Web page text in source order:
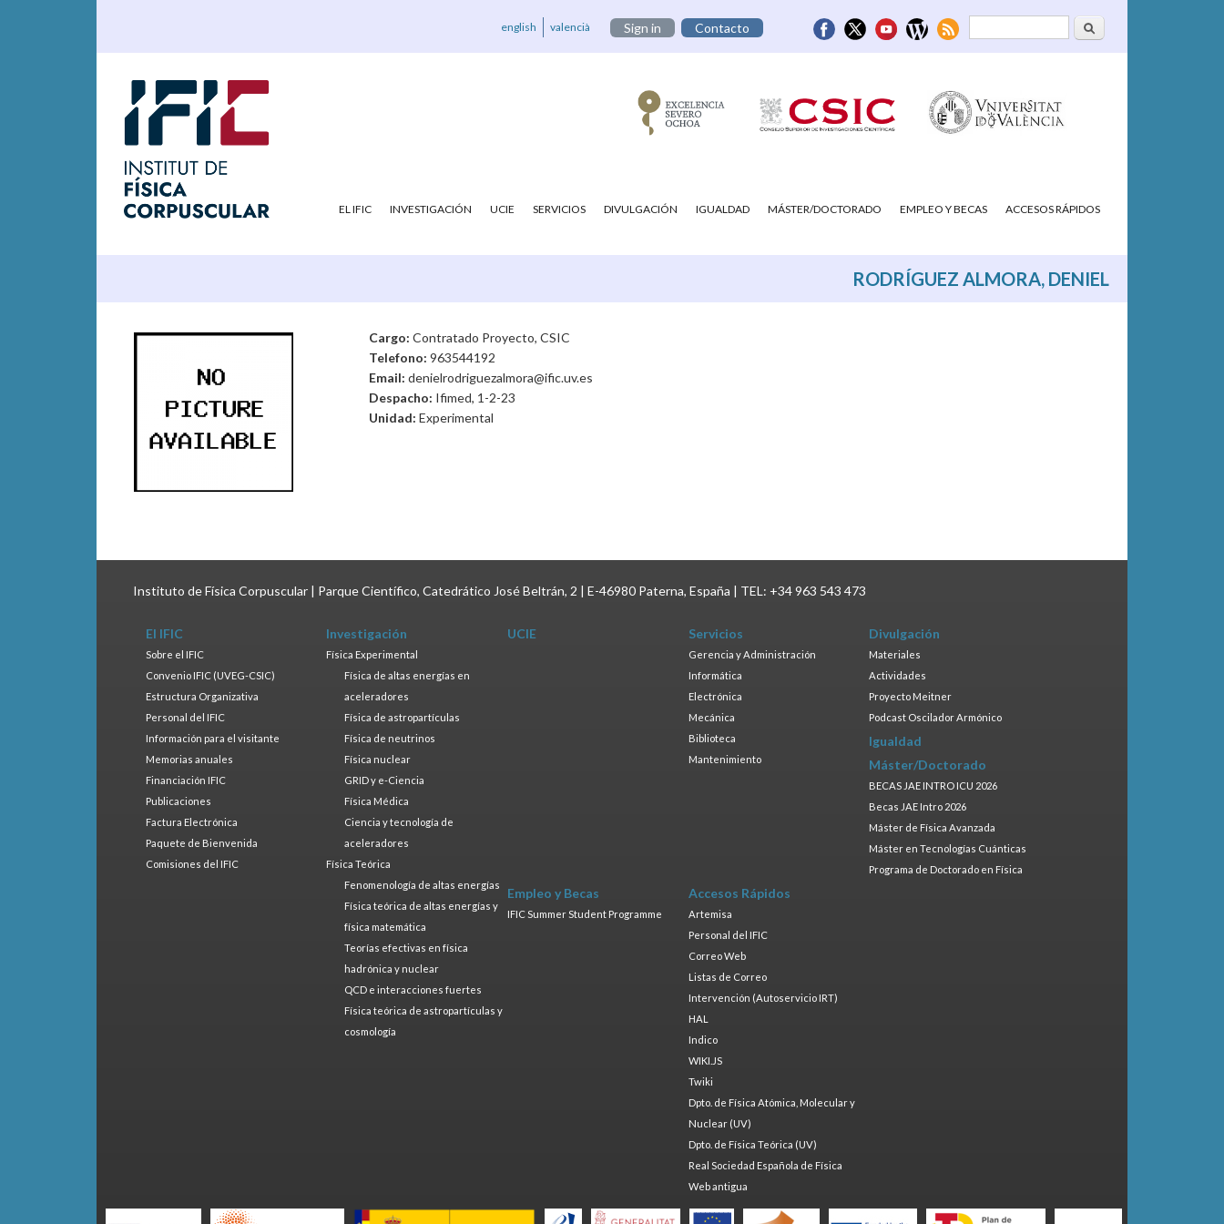
Formulario deBuscar
english valencià Sign in Contacto
EL IFIC INVESTIGACIÓN UCIE SERVICIOS DIVULGACIÓN IGUALDAD MÁSTER/DOCTORADO EMPLEO Y BECAS ACCESOS RÁPIDOS
RODRÍGUEZ ALMORA, DENIEL
Cargo: Contratado Proyecto, CSIC
Telefono: 963544192
Email: denielrodriguezalmora@ific.uv.es
Despacho: Ifimed, 1-2-23
Unidad: Experimental
Instituto de Física Corpuscular | Parque Científico, Catedrático José Beltrán, 2 | E-46980 Paterna, España | TEL: +34 963 543 473
El IFIC
Sobre el IFIC
Convenio IFIC (UVEG-CSIC)
Estructura Organizativa
Personal del IFIC
Información para el visitante
Memorias anuales
Financiación IFIC
Publicaciones
Factura Electrónica
Paquete de Bienvenida
Comisiones del IFIC
Investigación
Física Experimental
Física de altas energías en
aceleradores
Física de astropartículas
Física de neutrinos
Física nuclear
GRID y e-Ciencia
Física Médica
Ciencia y tecnología de
aceleradores
Física Teórica
Fenomenología de altas energías
Física teórica de altas energías y
física matemática
Teorías efectivas en física
hadrónica y nuclear
QCD e interacciones fuertes
Física teórica de astropartículas y
cosmología
UCIE Servicios
Gerencia y Administración
Informática
Electrónica
Mecánica
Biblioteca
Mantenimiento
Divulgación
Materiales
Actividades
Proyecto Meitner
Podcast Oscilador Armónico
Igualdad
Máster/Doctorado
BECAS JAE INTRO ICU 2026
Becas JAE Intro 2026
Máster de Física Avanzada
Máster en Tecnologías Cuánticas
Programa de Doctorado en Física
Empleo y Becas
IFIC Summer Student Programme
Accesos Rápidos
Artemisa
Personal del IFIC
Correo Web
Listas de Correo
Intervención (Autoservicio IRT)
HAL
Indico
WIKI.JS
Twiki
Dpto. de Física Atómica, Molecular y
Nuclear (UV)
Dpto. de Física Teórica (UV)
Real Sociedad Española de Física
Web antigua